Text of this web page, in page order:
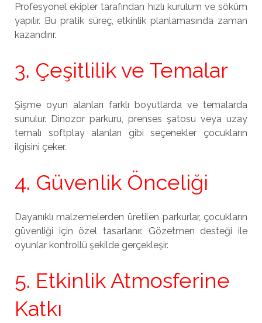
Profesyonel ekipler tarafından hızlı kurulum ve söküm
yapılır. Bu pratik süreç, etkinlik planlamasında zaman
kazandırır.
3. Çeşitlilik ve Temalar
Şişme oyun alanları farklı boyutlarda ve temalarda
sunulur. Dinozor parkuru, prenses şatosu veya uzay
temalı softplay alanları gibi seçenekler çocukların
ilgisini çeker.
4. Güvenlik Önceliği
Dayanıklı malzemelerden üretilen parkurlar, çocukların
güvenliği için özel tasarlanır. Gözetmen desteği ile
oyunlar kontrollü şekilde gerçekleşir.
5. Etkinlik Atmosferine
Katkı